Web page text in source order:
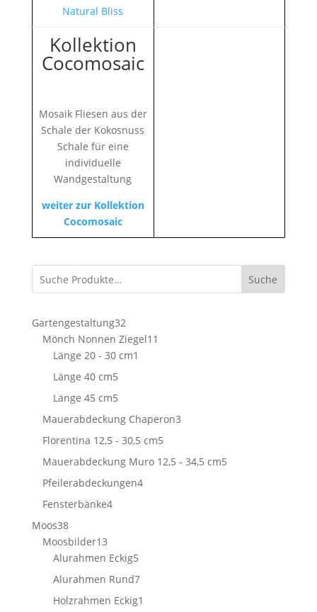
Kollektion
Cocomosaic
Mosaik Fliesen aus der
Schale der Kokosnuss
Schale für eine
individuelle
Wandgestaltung
weiter zur Kollektion
Cocomosaic
Suche
Gartengestaltung3232
Produkte
Mönch Nonnen Ziegel11
Länge 20 - 30 cm1
Länge 40 cm55
Produkte
Länge 45 cm55
Produkte
Mauerabdeckung Chaperon33
Florentina 12,5 - 30,5 cm55
Produkte
Mauerabdeckung Muro 12,5 - 34,5 cm55
Pfeilerabdeckungen44
Fensterbänke44
Moos3838
Produkte
Moosbilder1313
Produkte
Alurahmen Eckig55
Produkte
Alurahmen Rund77
Produkte
Holzrahmen Eckig1